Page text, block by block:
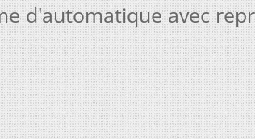
d'automatique avec